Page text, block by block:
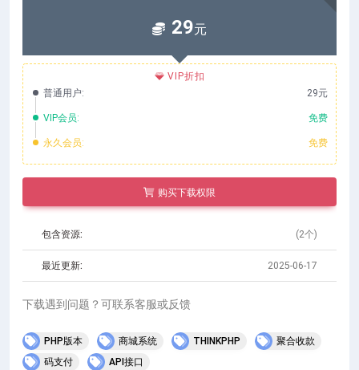
29元
VIP折扣
普通用户:
29元
VIP会员: 免费
永久会员: 免费
购买下载权限
包含资源: (2个)
最近更新: 2025-06-17
下载遇到问题？可联系客服或反馈
PHP版本 商城系统 THINKPHP
聚合收款
码支付
API接口